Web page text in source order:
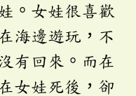
。女娃很喜歡
海邊遊玩，不
有回來。而在
女娃死後，卻